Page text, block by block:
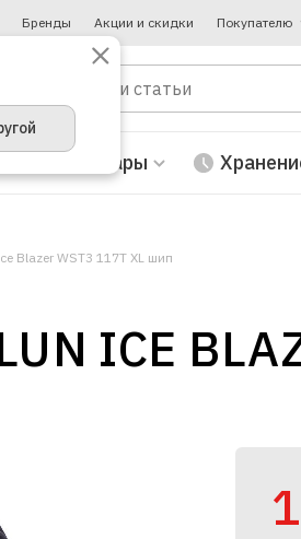
Бренды Акции и скидки Покупателю
Автотовары
Blazer WST3 117T XL шип
ICE